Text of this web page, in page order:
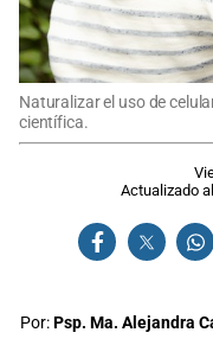
Naturalizar el uso de
científica.
Actualizado al
Por:Psp. Ma. Alejandra